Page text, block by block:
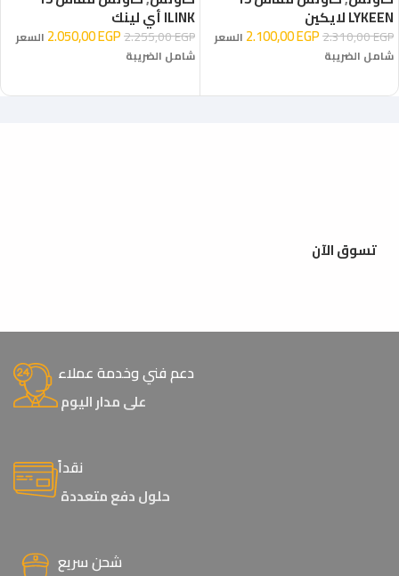
LYKEEN لايكين
2.310,00EGP
2.100,00EGP
السعر
شامل الضريبة
ILINK أي لينك
2.255,00EGP
2.050,00EGP
السعر
شامل الضريبة
تسوق الآن
دعم فني وخدمة عملاء
على مدار اليوم
نقداً
حلول دفع متعددة
شحن سريع